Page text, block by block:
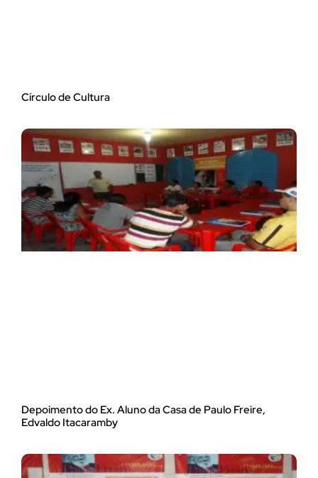
Círculo de Cultura
Depoimento do Ex. Aluno da Casa de Paulo Freire,
Edvaldo Itacaramby